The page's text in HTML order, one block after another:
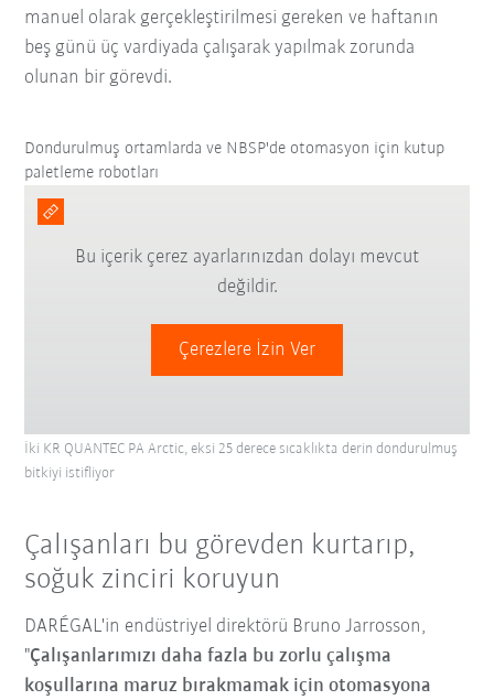
manuel olarak gerçekleştirilmesi gereken ve haftanın
beş günü üç vardiyada çalışarak yapılmak zorunda
olunan bir görevdi.
Dondurulmuş ortamlarda ve NBSP'de otomasyon için kutup
paletleme robotları
Bu içerik çerez ayarlarınızdan dolayı mevcut
değildir.
Çerezlere İzin Ver
İki KR QUANTEC PA Arctic, eksi 25 derece sıcaklıkta derin dondurulmuş
bitkiyi istifliyor
Çalışanları bu görevden kurtarıp,
soğuk zinciri koruyun
DARÉGAL'in endüstriyel direktörü Bruno Jarrosson,
"Çalışanlarımızı daha fazla bu zorlu çalışma
koşullarına maruz bırakmamak için otomasyona